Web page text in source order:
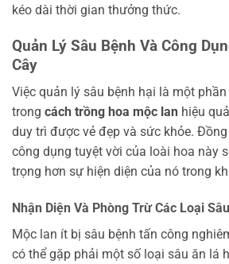
kéo dài thời gian thưởng thức.
Quản Lý Sâu Bệnh Và Công
Cây
Việc quản lý sâu bệnh hại là một
trong cách trồng hoa mộc lan hiệu
duy trì được vẻ đẹp và sức khỏe.
công dụng tuyệt vời của loài hoa này
trọng hơn sự hiện diện của nó trong
Nhận Diện Và Phòng Trừ Các Loại
Mộc lan ít bị sâu bệnh tấn công
có thể gặp phải một số loại sâu ăn lá